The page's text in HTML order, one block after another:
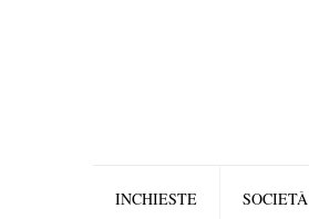
INCHIESTE SOCIETÀ